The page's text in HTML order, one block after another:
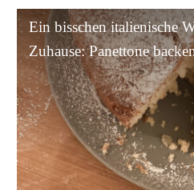
Ein
bisschen
italienische
Weihnachten
für
Zuhause:
Panettone
backen
Ein bisschen italienische
Zuhause: Panettone